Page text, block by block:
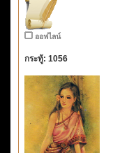
ออฟไลน์
กระทู้: 1056